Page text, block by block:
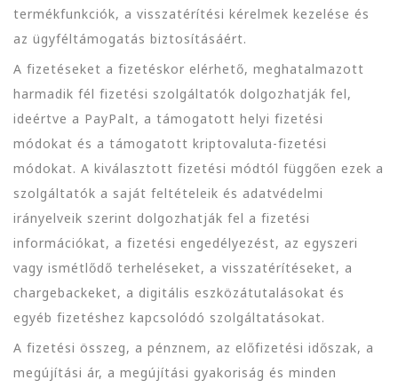
termékfunkciók, a visszatérítési kérelmek kezelése és
az ügyféltámogatás biztosításáért.
A fizetéseket a fizetéskor elérhető, meghatalmazott
harmadik fél fizetési szolgáltatók dolgozhatják fel,
ideértve a PayPalt, a támogatott helyi fizetési
módokat és a támogatott kriptovaluta-fizetési
módokat. A kiválasztott fizetési módtól függően ezek a
szolgáltatók a saját feltételeik és adatvédelmi
irányelveik szerint dolgozhatják fel a fizetési
információkat, a fizetési engedélyezést, az egyszeri
vagy ismétlődő terheléseket, a visszatérítéseket, a
chargebackeket, a digitális eszközátutalásokat és
egyéb fizetéshez kapcsolódó szolgáltatásokat.
A fizetési összeg, a pénznem, az előfizetési időszak, a
megújítási ár, a megújítási gyakoriság és minden